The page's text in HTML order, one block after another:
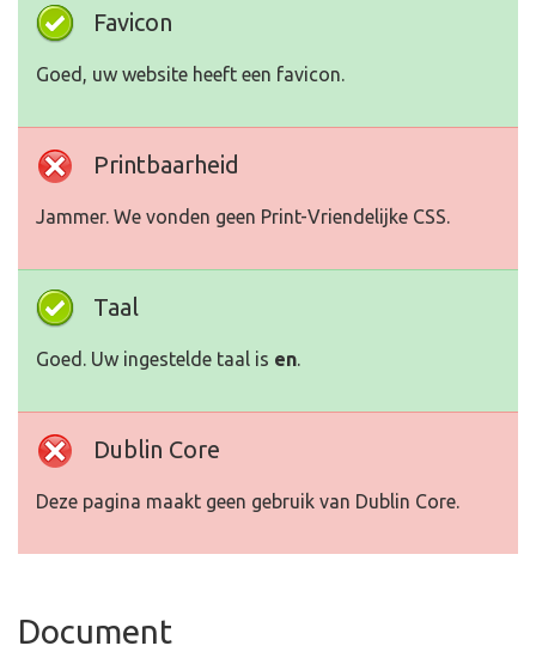
Favicon
Goed, uw website heeft een favicon.
Printbaarheid
Jammer. We vonden geen Print-Vriendelijke CSS.
Taal
Goed. Uw ingestelde taal is en.
Dublin Core
Deze pagina maakt geen gebruik van Dublin Core.
Document